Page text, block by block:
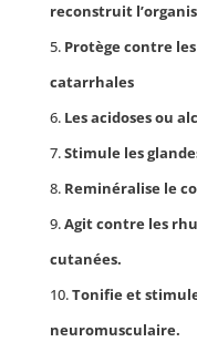
reconstruit
Protège contre
catarrhales
Les acidoses ou
Stimule les
Reminéralise le
Agit contre les
cutanées.
Tonifie et
neuromusculaire.